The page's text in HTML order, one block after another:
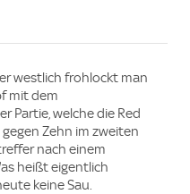
westlich frohlockt man
mit dem
Partie, welche die Red
Zehn im zweiten
nach einem
heißt eigentlich
keine Sau.